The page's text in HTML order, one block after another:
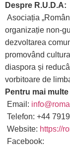
Despre R.U.D.A:
Asociația
organizație non-
dezvoltarea
promovând
diaspora și
vorbitoare de
Pentru mai
Email:
Telefon: +44
Website: https://
Facebook: